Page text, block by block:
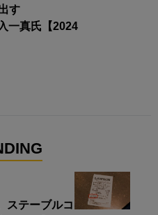
す
一真氏【2024
ステーブルコ